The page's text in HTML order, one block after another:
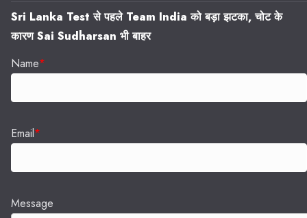
Sri Lanka Test से पहले Team India को बड़ा झटका, चोट के
कारण Sai Sudharsan भी बाहर
Name*
Email*
Message